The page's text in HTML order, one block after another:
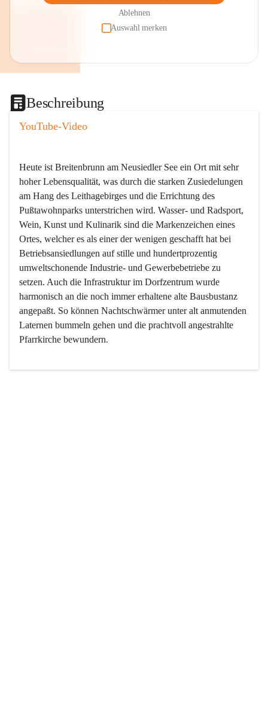
Ablehnen
Auswahl merken
Beschreibung
YouTube-Video
Heute ist Breitenbrunn am Neusiedler See ein Ort mit sehr
hoher Lebensqualität, was durch die starken Zusiedelungen
am Hang des Leithagebirges und die Errichtung des
Pußtawohnparks unterstrichen wird. Wasser- und Radsport,
Wein, Kunst und Kulinarik sind die Markenzeichen eines
Ortes, welcher es als einer der wenigen geschafft hat bei
Betriebsansiedlungen auf stille und hundertprozentig
umweltschonende Industrie- und Gewerbebetriebe zu
setzen. Auch die Infrastruktur im Dorfzentrum wurde
harmonisch an die noch immer erhaltene alte Bausbustanz
angepaßt. So können Nachtschwärmer unter alt anmutenden
Laternen bummeln gehen und die prachtvoll angestrahlte
Pfarrkirche bewundern.
Der Weinbau dominert heute nicht mehr, ist aber integrativer